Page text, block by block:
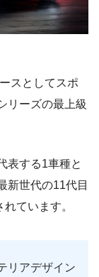
スとしてスポ
リーズの最上級
表する1車種と
新世代の11代目
ています。
リアデザイン